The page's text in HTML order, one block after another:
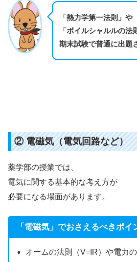
「熱力学第一法則」や
「ボイルシャルルの
期末試験で普通に出題
② 電磁気（電気回路など）
薬学部の授業では、
電気に関する基本的な考え方が
必要になる場面があります。
「電磁気」でおさえるべきポイ
オームの法則（V=IR）や電力